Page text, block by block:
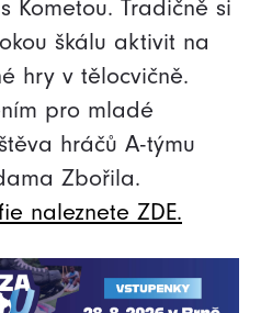
Kometou. Tradičně si
škálu aktivit na
hry v tělocvičně.
pro mladé
hráčů A-týmu
Zbořila.
naleznete ZDE.